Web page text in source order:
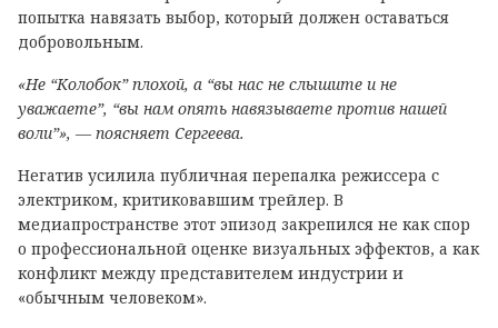
попытка навязать выбор, который должен оставаться
добровольным.
«Не “Колобок” плохой, а “вы нас не слышите и не
уважаете”, “вы нам опять навязываете против нашей
воли”», — поясняет Сергеева.
Негатив усилила публичная перепалка режиссера с
электриком, критиковавшим трейлер. В
медиапространстве этот эпизод закрепился не как спор
о профессиональной оценке визуальных эффектов, а как
конфликт между представителем индустрии и
«обычным человеком».